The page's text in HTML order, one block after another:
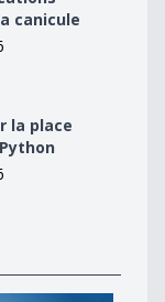
canicule
la place